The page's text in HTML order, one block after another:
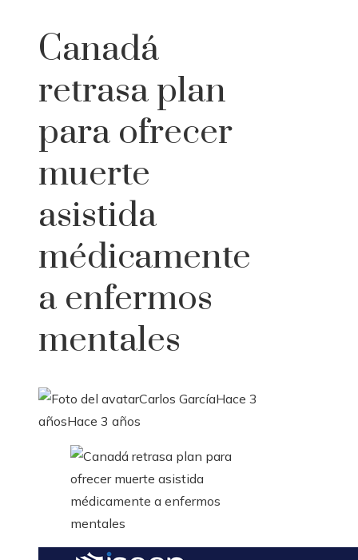
Canadá
retrasa plan
para ofrecer
muerte
asistida
médicamente
a enfermos
mentales
Carlos GarcíaHace 3
añosHace 3 años